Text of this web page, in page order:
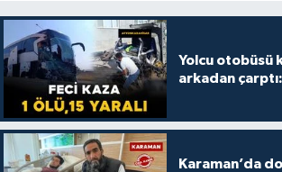
Yolcu otobüsü
arkadan
Karaman’da